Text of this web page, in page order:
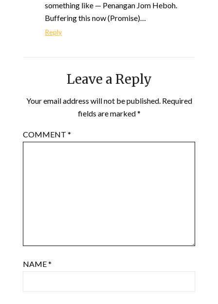
something like — Penangan Jom Heboh.
Buffering this now (Promise)…
Reply
Leave a Reply
Your email address will not be published. Required
fields are marked*
COMMENT*
NAME*